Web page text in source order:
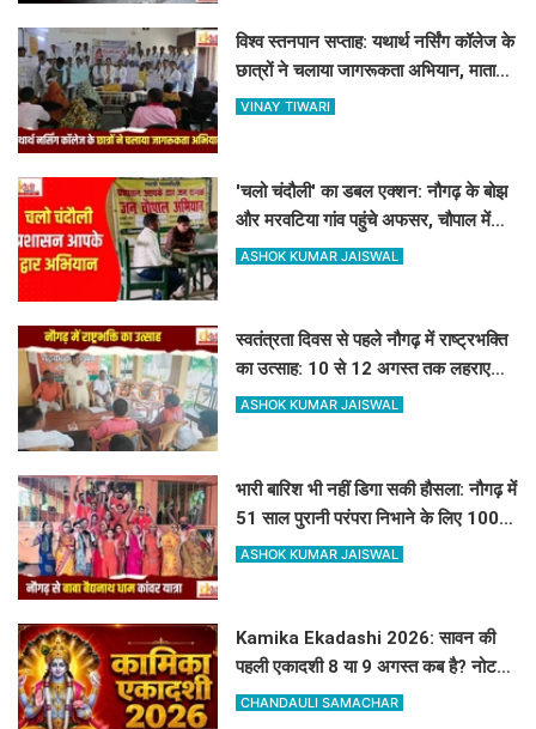
विश्व स्तनपान सप्ताह: यथार्थ नर्सिंग कॉलेज के
छात्रों ने चलाया जागरूकता अभियान, माताओं
को बताए स्तनपान के लाभ
VINAY TIWARI
'चलो चंदौली' का डबल एक्शन: नौगढ़ के बोझ
और मरवटिया गांव पहुंचे अफसर, चौपाल में
सुनीं जनसमस्याएं
ASHOK KUMAR JAISWAL
स्वतंत्रता दिवस से पहले नौगढ़ में राष्ट्रभक्ति
का उत्साह: 10 से 12 अगस्त तक लहराएगा
हर घर तिरंगा
ASHOK KUMAR JAISWAL
भारी बारिश भी नहीं डिगा सकी हौसला: नौगढ़ में
51 साल पुरानी परंपरा निभाने के लिए 100 से
अधिक कांवरिए बाबा बैद्यनाथ धाम के लिए
ASHOK KUMAR JAISWAL
Kamika Ekadashi 2026: सावन की
पहली एकादशी 8 या 9 अगस्त कब है? नोट
करें सही तारीख, मुहूर्त और पारण का समय
CHANDAULI SAMACHAR